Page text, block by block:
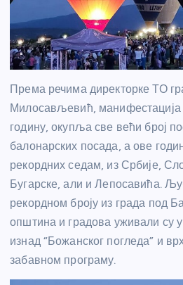
Према речима директорке ТО
Милосављевић, манифестација
годину, окупља све већи број
балонарских посада, а ове
рекордних седам, из Србије,
Бугарске, али и Лепосавића.
рекордном броју из града под
општина и градова уживали су
изнад “Божанског погледа” и
забавном програму.